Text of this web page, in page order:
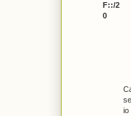
F::/2
0
io